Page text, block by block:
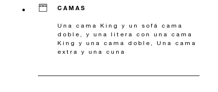
CAMAS
Una cama King y un sofá cama
doble, y una litera con una cama
King y una cama doble, Una cama
extra y una cuna